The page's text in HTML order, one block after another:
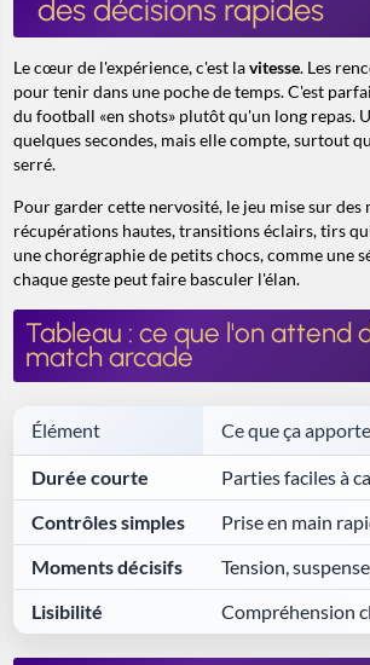
des décisions rapides
Le cœur de l'expérience, c'est lavitesse. Les
pour tenir dans une poche de temps. C'est
du football «en shots» plutôt qu'un long repas.
quelques secondes, mais elle compte, surtout
serré.
Pour garder cette nervosité, le jeu mise sur des
récupérations hautes, transitions éclairs, tirs
une chorégraphie de petits chocs, comme une
chaque geste peut faire basculer l'élan.
Tableau : ce que l'on attend
match arcade
Élément Ce que ça apporte
Durée courte
Parties faciles à
Contrôles simples
Prise en main
Moments décisifs
Tension,
Lisibilité
Compréhension